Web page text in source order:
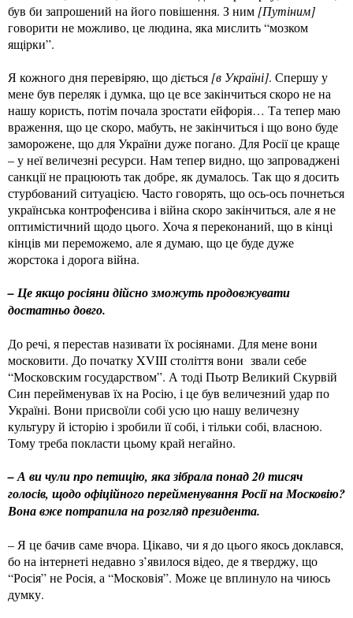
був би запрошений на його повішення. З ним [Путіним]
говорити не можливо, це людина, яка мислить “мозком
ящірки”.
Я кожного дня перевіряю, що діється [в Україні]. Спершу у
мене був переляк і думка, що це все закінчиться скоро не на
нашу користь, потім почала зростати ейфорія… Та тепер маю
враження, що це скоро, мабуть, не закінчиться і що воно буде
заморожене, що для України дуже погано. Для Росії це краще
– у неї величезні ресурси. Нам тепер видно, що запроваджені
санкції не працюють так добре, як думалось. Так що я досить
стурбований ситуацією. Часто говорять, що ось-ось почнеться
українська контрофенсива і війна скоро закінчиться, але я не
оптимістичний щодо цього. Хоча я переконаний, що в кінці
кінців ми переможемо, але я думаю, що це буде дуже
жорстока і дорога війна.
– Це якщо росіяни дійсно зможуть продовжувати
достатньо довго.
До речі, я перестав називати їх росіянами. Для мене вони
московити. До початку XVIII століття вони звали себе
“Московским государством”. А тоді Пьотр Великий Скурвій
Син перейменував їх на Росію, і це був величезний удар по
Україні. Вони присвоїли собі усю цю нашу величезну
культуру й історію і зробили її собі, і тільки собі, власною.
Тому треба покласти цьому край негайно.
– А ви чули про петицію, яка зібрала понад 20 тисяч
голосів, щодо офіційного перейменування Росії на Московію?
Вона вже потрапила на розгляд президента.
– Я це бачив саме вчора. Цікаво, чи я до цього якось доклався,
бо на інтернеті недавно з’явилося відео, де я тверджу, що
“Росія” не Росія, а “Московія”. Може це вплинуло на чиюсь
думку.